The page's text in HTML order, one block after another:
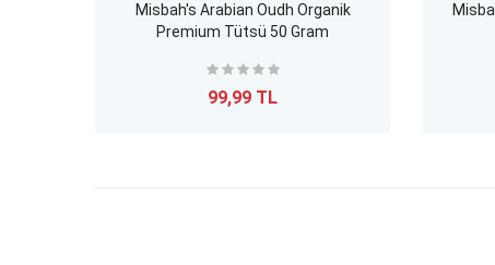
Misbah's Arabian Oudh Organik
Premium Tütsü 50 Gram
99,99 TL